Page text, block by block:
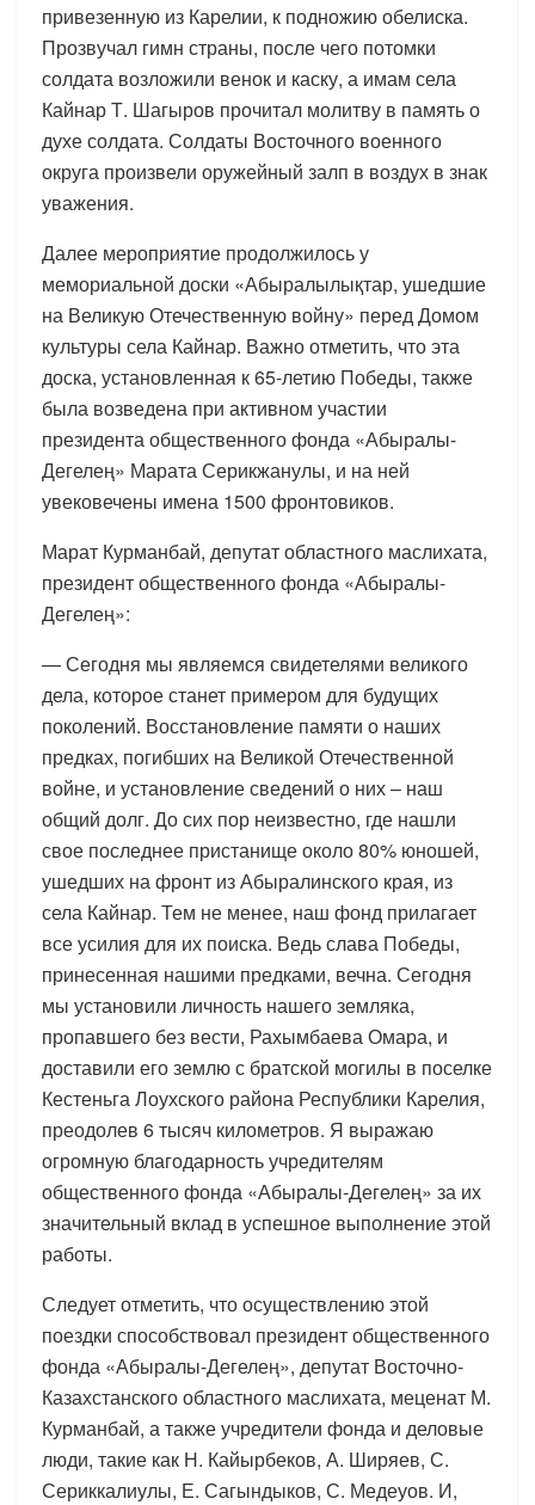
привезенную из Карелии, к подножию обелиска.
Прозвучал гимн страны, после чего потомки
солдата возложили венок и каску, а имам села
Кайнар Т. Шагыров прочитал молитву в память о
духе солдата. Солдаты Восточного военного
округа произвели оружейный залп в воздух в знак
уважения.
Далее мероприятие продолжилось у
мемориальной доски «Абыралылықтар, ушедшие
на Великую Отечественную войну» перед Домом
культуры села Кайнар. Важно отметить, что эта
доска, установленная к 65-летию Победы, также
была возведена при активном участии
президента общественного фонда «Абыралы-
Дегелең» Марата Серикжанулы, и на ней
увековечены имена 1500 фронтовиков.
Марат Курманбай, депутат областного маслихата,
президент общественного фонда «Абыралы-
Дегелең»:
— Сегодня мы являемся свидетелями великого
дела, которое станет примером для будущих
поколений. Восстановление памяти о наших
предках, погибших на Великой Отечественной
войне, и установление сведений о них – наш
общий долг. До сих пор неизвестно, где нашли
свое последнее пристанище около 80% юношей,
ушедших на фронт из Абыралинского края, из
села Кайнар. Тем не менее, наш фонд прилагает
все усилия для их поиска. Ведь слава Победы,
принесенная нашими предками, вечна. Сегодня
мы установили личность нашего земляка,
пропавшего без вести, Рахымбаева Омара, и
доставили его землю с братской могилы в поселке
Кестеньга Лоухского района Республики Карелия,
преодолев 6 тысяч километров. Я выражаю
огромную благодарность учредителям
общественного фонда «Абыралы-Дегелең» за их
значительный вклад в успешное выполнение этой
работы.
Следует отметить, что осуществлению этой
поездки способствовал президент общественного
фонда «Абыралы-Дегелең», депутат Восточно-
Казахстанского областного маслихата, меценат М.
Курманбай, а также учредители фонда и деловые
люди, такие как Н. Кайырбеков, А. Ширяев, С.
Сериккалиулы, Е. Сагындыков, С. Медеуов. И,